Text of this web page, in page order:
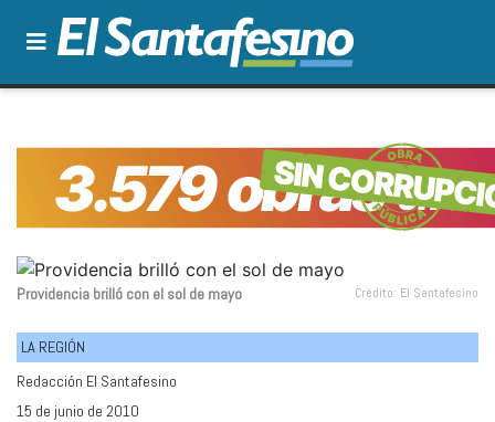
Providencia brilló con el sol de mayo Crédito: El Santafesino
LA REGIÓN
Redacción El Santafesino
15 de junio de 2010